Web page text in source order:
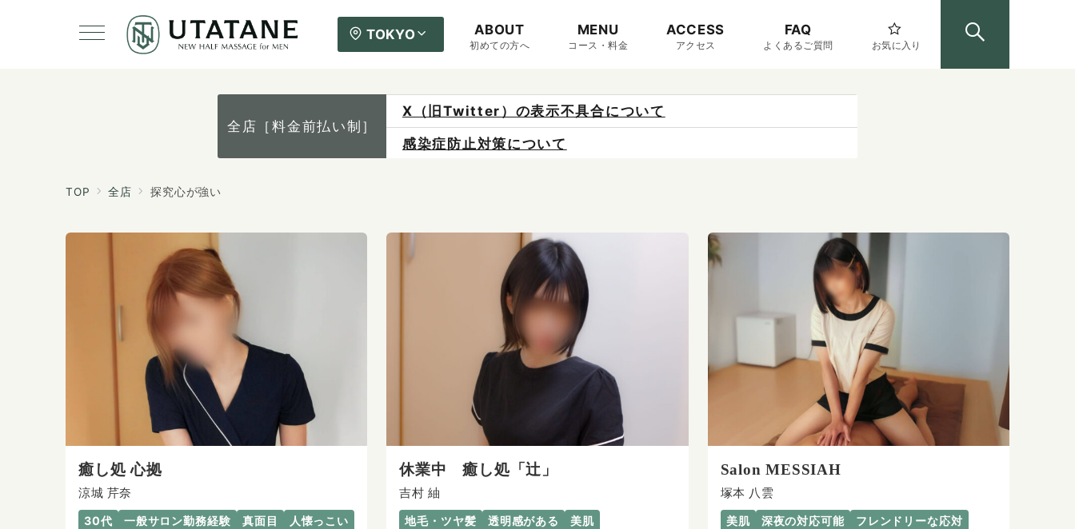
TOKYO ABOUT
初めての方へ
MENU
コース・料金
ACCESS
アクセス
FAQ
よくあるご質問 お気に入り
全店［料金前払い制］
X（旧Twitter）の表示不具合について
感染症防止対策について
TOP 全店 探究心が強い
癒し処 心拠
涼城 芹奈
30代 一般サロン勤務経験 真面目
人懐っこい
休業中 癒し処「辻」
吉村 紬
地毛・ツヤ髪 透明感がある
美肌
Salon MESSIAH
塚本 八雲
美肌 深夜の対応可能
フレンドリーな応対